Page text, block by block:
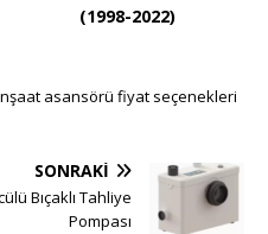
(1998-2022)
asansörü fiyat seçenekleri
SONRAKI
Bıçaklı Tahliye
Pompası